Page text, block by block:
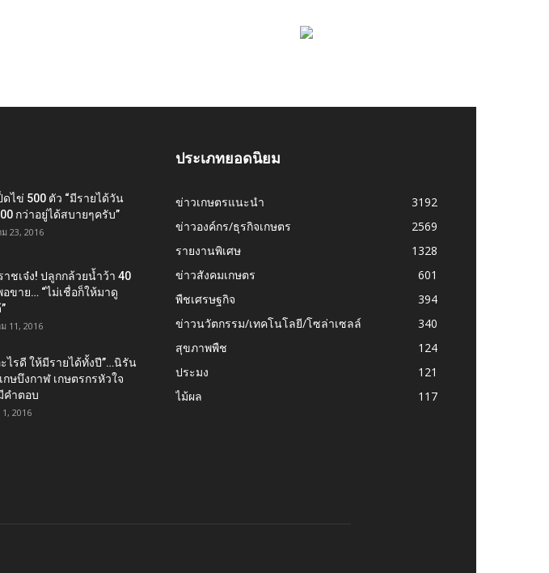
ดไข่ 500 ตัว “มีรายได้วัน
กว่าอยู่ได้สบายๆครับ”
23, 2016
ชเจ๋ง! ปลูกกล้วยน้ำว้า 40
อขาย… “ไม่เชื่อก็ให้มาดู
11, 2016
ไรดี ให้มีรายได้ทั้งปี”…นิรัน
กษบึงกาฬ เกษตรกรหัวใจ
คำตอบ
2016
ประเภทยอดนิยม
ข่าวเกษตรแนะนำ
3192
ข่าวองค์กร/ธุรกิจเกษตร
2569
รายงานพิเศษ
1328
ข่าวสังคมเกษตร
601
พืชเศรษฐกิจ
394
ข่าวนวัตกรรม/เทคโนโลยี/โซล่าเซลล์
340
สุขภาพพืช
124
ประมง
121
ไม้ผล
117